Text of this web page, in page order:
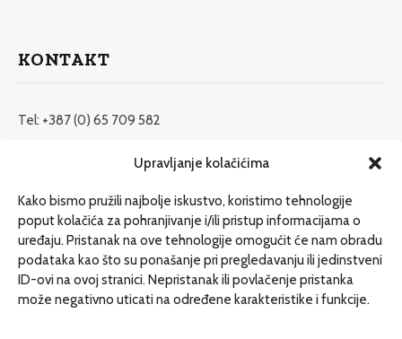
Upravljanje kolačićima
Kako bismo pružili najbolje iskustvo, koristimo tehnologije
poput kolačića za pohranjivanje i/ili pristup informacijama o
uređaju. Pristanak na ove tehnologije omogućit će nam obradu
podataka kao što su ponašanje pri pregledavanju ili jedinstveni
ID-ovi na ovoj stranici. Nepristanak ili povlačenje pristanka
može negativno uticati na određene karakteristike i funkcije.
KONTAKT
Tel: +387 (0) 65 709 582
redakcija@etrafika.net
Dosije
Drugi pišu
Društvo